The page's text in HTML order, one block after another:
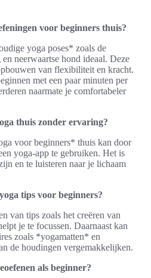
voor beginners thuis?
yoga poses* zoals de
neerwaartse hond ideaal. Deze
van flexibiliteit en kracht.
met een paar minuten per
naarmate je comfortabeler
thuis zonder ervaring?
voor beginners* thuis kan door
yoga-app te gebruiken. Het is
en te luisteren naar je lichaam
tips voor beginners?
van tips zoals het creëren van
je te focussen. Daarnaast kan
zoals *yogamatten* en
de houdingen vergemakkelijken.
als beginner?